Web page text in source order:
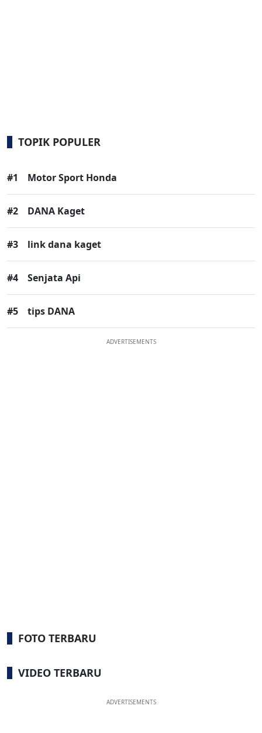
TOPIK POPULER
#1 Motor Sport Honda
#2 DANA Kaget
#3 link dana kaget
#4 Senjata Api
#5 tips DANA
ADVERTISEMENTS
FOTO TERBARU
VIDEO TERBARU
ADVERTISEMENTS